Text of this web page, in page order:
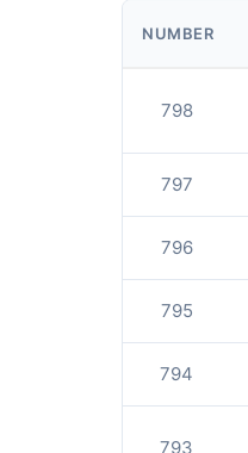
NUMBER
798
797
796
795
794
793